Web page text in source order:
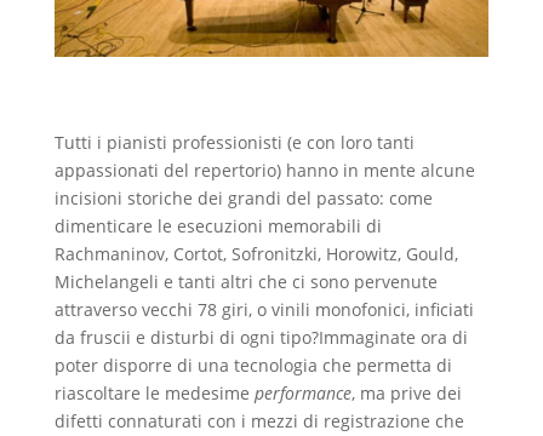
Tutti i pianisti professionisti (e con loro tanti
appassionati del repertorio) hanno in mente alcune
incisioni storiche dei grandi del passato: come
dimenticare le esecuzioni memorabili di
Rachmaninov, Cortot, Sofronitzki, Horowitz, Gould,
Michelangeli e tanti altri che ci sono pervenute
attraverso vecchi 78 giri, o vinili monofonici, inficiati
da fruscii e disturbi di ogni tipo?Immaginate ora di
poter disporre di una tecnologia che permetta di
riascoltare le medesime performance, ma prive dei
difetti connaturati con i mezzi di registrazione che